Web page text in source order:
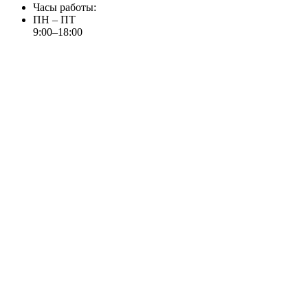
Часы работы:
ПН – ПТ
9:00–18:00